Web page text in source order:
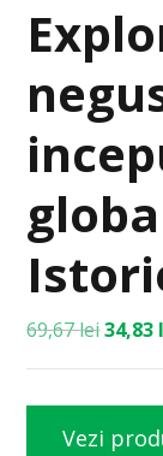
69,67lei34,83
Vezi